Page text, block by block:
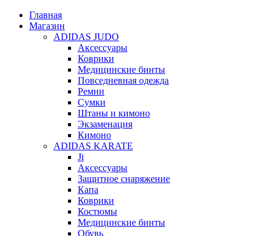
Главная
Магазин
ADIDAS JUDO
Аксессуары
Коврики
Медицинские бинты
Повседневная одежда
Ремни
Сумки
Штаны и кимоно
Экзаменация
Кимоно
ADIDAS KARATE
Ji
Аксессуары
Защитное снаряжение
Капа
Коврики
Костюмы
Медицинские бинты
Обувь